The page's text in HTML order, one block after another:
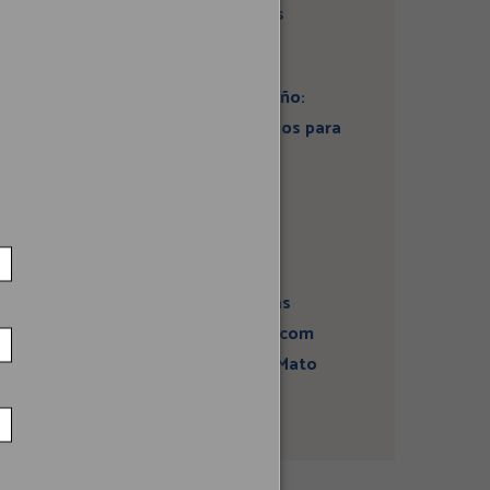
do Instituto Ideias
Artigo: Super El Niño:
estamos preparados para
atividades sísmicas
fortalece diálogo com
comunidades em Mato